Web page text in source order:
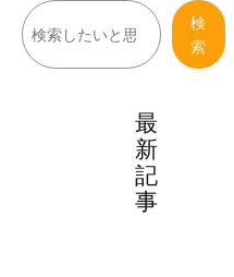
検
索
検
索
最
新
記
事